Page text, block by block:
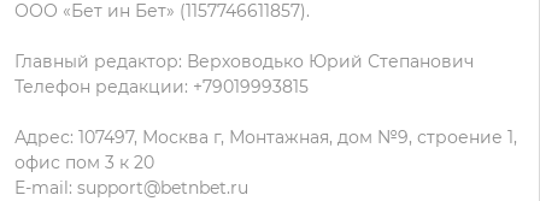
ООО «Бет ин Бет» (1157746611857).
Главный редактор: Верховодько Юрий Степанович
Телефон редакции: +79019993815
Адрес: 107497, Москва г, Монтажная, дом №9, строение 1,
офис пом 3 к 20
E-mail: support@betnbet.ru